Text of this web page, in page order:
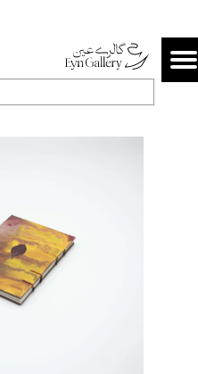
حساب کاربری من
تغییر گذر واژه